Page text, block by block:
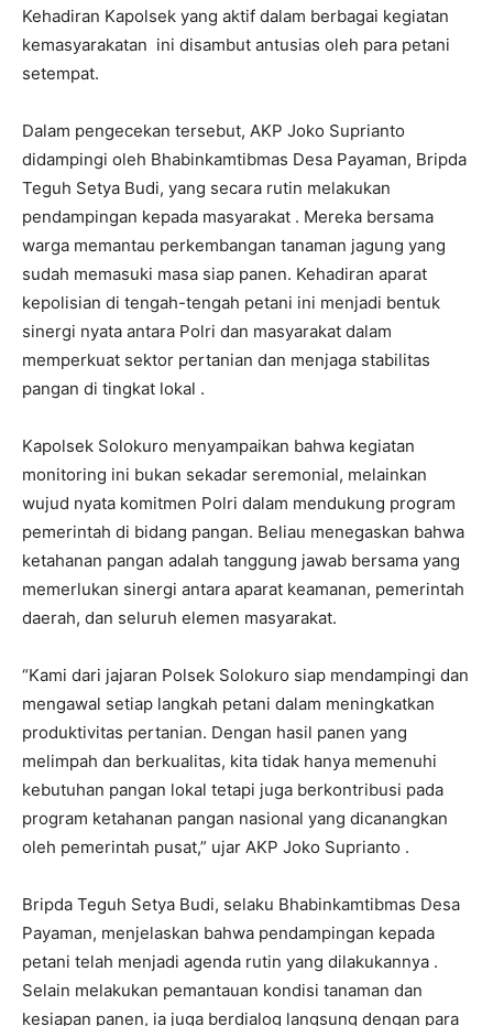
Kehadiran Kapolsek yang aktif dalam berbagai kegiatan
kemasyarakatan ini disambut antusias oleh para petani
setempat.
Dalam pengecekan tersebut, AKP Joko Suprianto
didampingi oleh Bhabinkamtibmas Desa Payaman, Bripda
Teguh Setya Budi, yang secara rutin melakukan
pendampingan kepada masyarakat . Mereka bersama
warga memantau perkembangan tanaman jagung yang
sudah memasuki masa siap panen. Kehadiran aparat
kepolisian di tengah-tengah petani ini menjadi bentuk
sinergi nyata antara Polri dan masyarakat dalam
memperkuat sektor pertanian dan menjaga stabilitas
pangan di tingkat lokal .
Kapolsek Solokuro menyampaikan bahwa kegiatan
monitoring ini bukan sekadar seremonial, melainkan
wujud nyata komitmen Polri dalam mendukung program
pemerintah di bidang pangan. Beliau menegaskan bahwa
ketahanan pangan adalah tanggung jawab bersama yang
memerlukan sinergi antara aparat keamanan, pemerintah
daerah, dan seluruh elemen masyarakat.
“Kami dari jajaran Polsek Solokuro siap mendampingi dan
mengawal setiap langkah petani dalam meningkatkan
produktivitas pertanian. Dengan hasil panen yang
melimpah dan berkualitas, kita tidak hanya memenuhi
kebutuhan pangan lokal tetapi juga berkontribusi pada
program ketahanan pangan nasional yang dicanangkan
oleh pemerintah pusat,” ujar AKP Joko Suprianto .
Bripda Teguh Setya Budi, selaku Bhabinkamtibmas Desa
Payaman, menjelaskan bahwa pendampingan kepada
petani telah menjadi agenda rutin yang dilakukannya .
Selain melakukan pemantauan kondisi tanaman dan
kesiapan panen, ia juga berdialog langsung dengan para